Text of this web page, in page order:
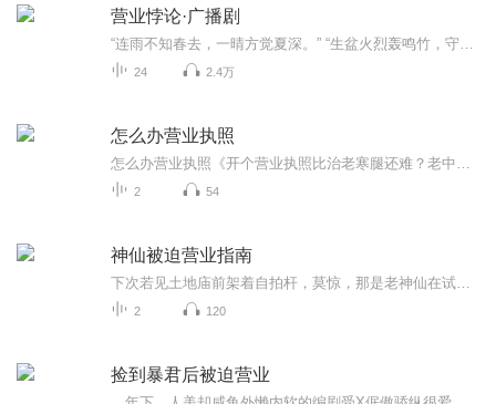
营业悖论·广播剧
24 2.4万
怎么办营业执照
2 54
神仙被迫营业指南
2 120
捡到暴君后被迫营业